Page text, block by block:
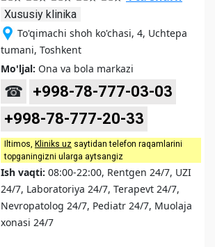
Xususiy klinika
To'qimachi shoh ko'chasi, 4, Uchtepa
tumani, Toshkent
Mo'ljal: Ona va bola markazi
☎
+998-78-777-03-03
+998-78-777-20-33
Iltimos, Kliniks uz saytidan telefon raqamlarini
topganingizni ularga aytsangiz
Ish vaqti: 08:00-22:00, Rentgen 24/7, UZI
24/7, Laboratoriya 24/7, Terapevt 24/7,
Nevropatolog 24/7, Pediatr 24/7, Muolaja
xonasi 24/7